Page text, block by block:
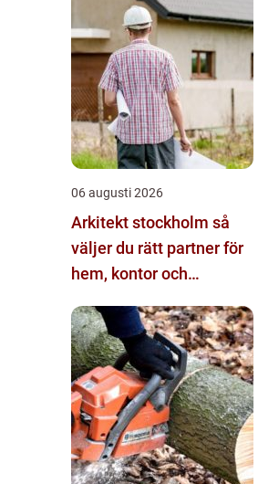
06 augusti 2026
Arkitekt stockholm så
väljer du rätt partner för
hem, kontor och